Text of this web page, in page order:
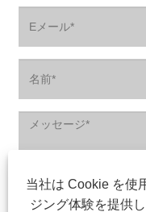
当社は Cookie を使
ジング体験を提供